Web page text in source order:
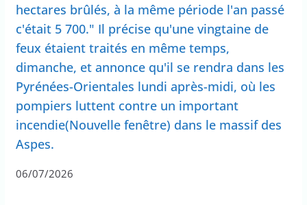
hectares brûlés, à la même période l'an passé
c'était 5 700." Il précise qu'une vingtaine de
feux étaient traités en même temps,
dimanche, et annonce qu'il se rendra dans les
Pyrénées-Orientales lundi après-midi, où les
pompiers luttent contre un important
incendie(Nouvelle fenêtre) dans le massif des
Aspes.
06/07/2026